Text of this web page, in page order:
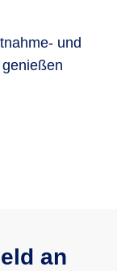
und
an